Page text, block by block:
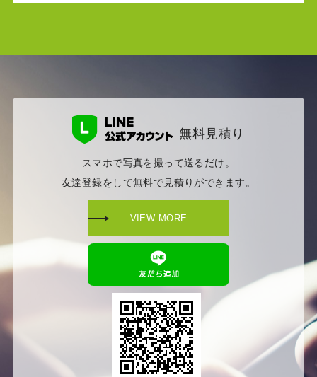
無料見積り
スマホで写真を撮って送るだけ。
友達登録をして無料で見積りができます。
VIEW MORE